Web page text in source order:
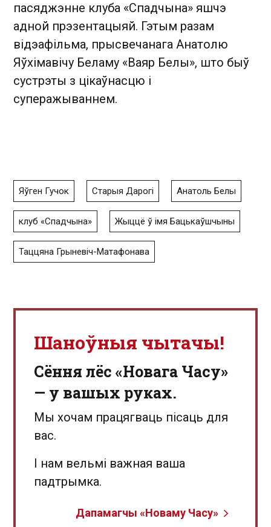
пасяджэнне клуба «Спадчына» яшчэ
адной прэзентацыяй. Гэтым разам
відэафільма, прысвечанага Анатолю
Яўхімавічу Беламу «Ваяр Белы», што быў
сустрэты з цікаўнасцю і
суперажываннем.
Яўген Гучок Старыя Дарогі Анатоль Белы
клуб «Спадчына» Жыццё ў імя Бацькаўшчыны
Таццяна Грыневіч-Матафонава
Шаноўныя чытачы!
Сёння лёс «Новага Часу»
— у вашых руках.
Мы хочам працягваць пісаць для
вас.
І нам вельмі важная ваша
падтрымка.
Дапамагчы «Новаму Часу»